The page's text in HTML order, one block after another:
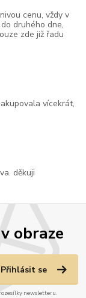
obraze
Přihlásit se
newsletteru.
cenu, vždy v
druhého dne,
zde již řadu
vícekrát,
děkuji